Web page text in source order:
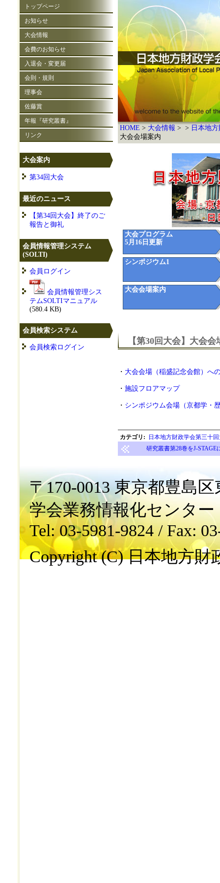
HOME 大会情報
日本地
大会会場案内
大会プログラム
5月16日更新
シンポジウム1
大会会場案内
【第30回大会】大会会
・ 大会会場（稲盛記念会館）へ
・ 施設フロアマップ
・ シンポジウム会場（京都学・
カテゴリ :
日本地方財政学会第三十回
研究叢書第28巻をJ-STAGE
トップページ
お知らせ
大会情報
会費のお知らせ
入退会・変更届
会則・規則
理事会
佐藤賞
年報『研究叢書』
リンク
大会案内
第34回大会
最近のニュース
【第34回大会】終了のご
報告と御礼
会員情報管理システム
(SOLTI)
会員ログイン
会員情報管理シス
テムSOLTIマニュアル
(580.4 KB)
会員検索システム
会員検索ログイン
〒170-0013 東京都豊島
学会業務情報化センタ
Tel: 03-5981-9824 / Fax:
Copyright (C) 日本地方財